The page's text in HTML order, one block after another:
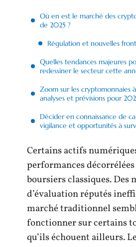
Où en est le marché des
de 2025 ?
Régulation et nouvelles
Quelles tendances majeures
redessiner le secteur cette
Zoom sur les cryptomonnaies
analyses et prévisions pour
Décider en connaissance de
vigilance et opportunités à
Certains actifs
performances
boursiers classiques. Des
d’évaluation réputés
marché traditionnel
fonctionner sur certains
qu’ils échouent ailleurs.